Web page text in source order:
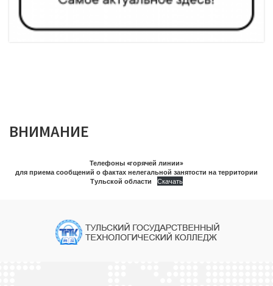
ВНИМАНИЕ
Телефоны «горячей линии»
для приема сообщений о фактах нелегальной занятости на территории
Тульской области
Скачать